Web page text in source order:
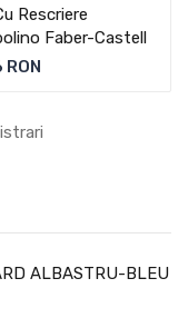
ALBASTRU-BLEU
Rescriere
Faber-Castell